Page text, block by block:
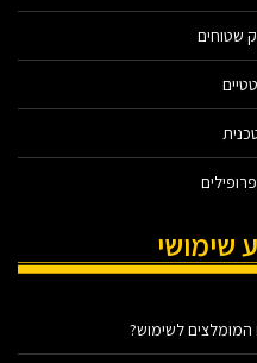
שטוחים
שימושי
המומלצים לשימוש?